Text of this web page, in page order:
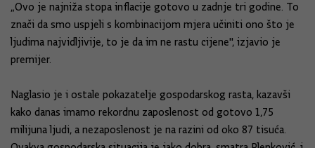
„Ovo je najniža stopa inflacije gotovo u zadnje tri godine. To
znači da smo uspjeli s kombinacijom mjera učiniti ono što je
ljudima najvidljivije, to je da im ne rastu cijene", izjavio je
premijer.
Naglasio je i ostale pokazatelje gospodarskog rasta, kazavši
kako danas imamo rekordnu zaposlenost od gotovo 1,75
milijuna ljudi, a nezaposlenost je na razini od oko 87 tisuća.